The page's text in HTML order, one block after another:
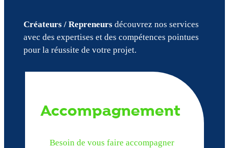
Créateurs / Repreneursdécouvrez nos services
avec des expertises et des compétences pointues
pour la réussite de votre projet.
Accompagnement
Besoin de vous faire accompagner